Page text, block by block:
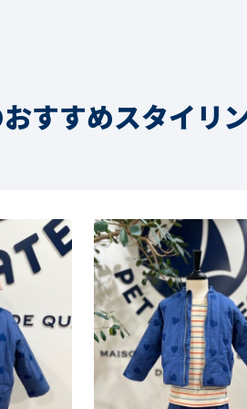
すすめスタイリ